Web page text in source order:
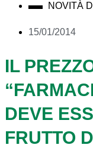
NOVITÀ
15/01/2014
IL
DEVE
FRUTTO